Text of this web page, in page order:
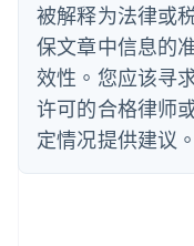
被解释为法律或
保文章中信息的
效性。您应该寻
许可的合格律师
定情况提供建议。
English
丹麦
English
德国
DeutschEnglish
法国
FrançaisEnglish
芬兰